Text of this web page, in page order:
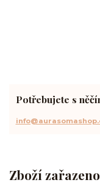
Zboží
Potřebujete s